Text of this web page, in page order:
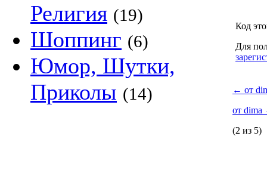
Религия (19)
Шоппинг (6)
Юмор, Шутки,
Приколы (14)
Код
Для
← от
от dima
(2 из 5)